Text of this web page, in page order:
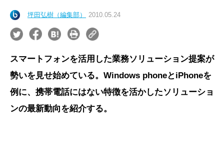
坪田弘樹（編集部） 2010.05.24
スマートフォンを活用した業務ソリューション提案が
勢いを見せ始めている。Windows phoneとiPhoneを
例に、携帯電話にはない特徴を活かしたソリューショ
ンの最新動向を紹介する。